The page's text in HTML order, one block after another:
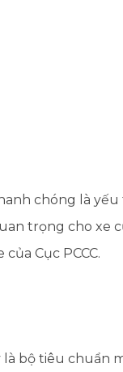
chóng là yếu
trọng cho xe
Cục PCCC.
là bộ tiêu chuẩn